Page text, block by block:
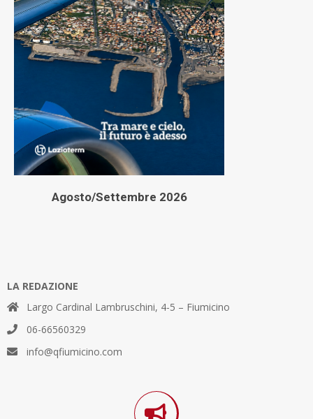
Agosto/Settembre 2026
LA REDAZIONE
Largo Cardinal Lambruschini, 4-5 – Fiumicino
06-66560329
info@qfiumicino.com